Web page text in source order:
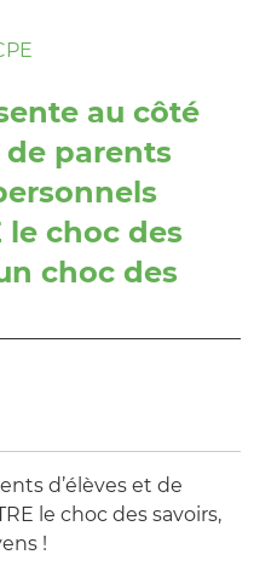
au côté
de parents
le choc des
choc des
d’élèves et de
le choc des savoirs,
!